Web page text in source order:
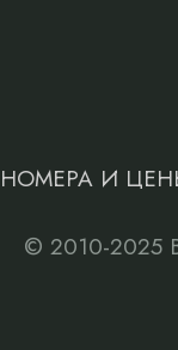
НОМЕРА И
© 2010-2025